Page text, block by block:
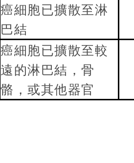
癌細胞已擴散至淋
巴結
癌細胞已擴散至較
遠的淋巴結，骨
骼，或其他器官